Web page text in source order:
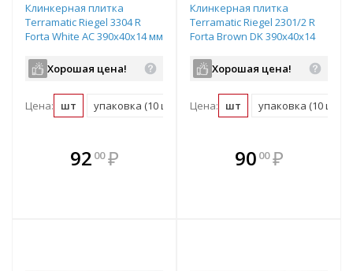
Клинкерная плитка
Terramatic Riegel 3304 R
Forta White AC 390х40х14 мм
Хорошая цена!
Цена: шт упаковка (10 шт) м2 (48 шт)
92 00 ₽
В комплекте
всегда выгоднее!
Клинкерная плитка
Terramatic Riegel 2301/2 R
Forta Brown DK 390х40х14
Хорошая цена!
Цена: шт упаковка (10 шт)
В комплекте
всегда выгоднее!
90 00 ₽